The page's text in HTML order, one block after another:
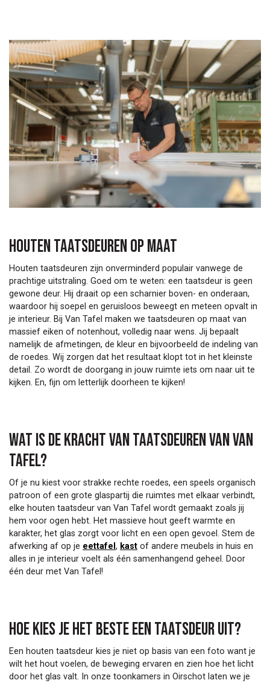
mogelijkheden. Vraag een offerte aan
via de knop 'offerte aanvragen' en
vermeld het model en de maten.
Binnen 2 werkdagen ontvang je een
voorstel, gebaseerd op helder glas.
Andere wensen? Noteer ze erbij.
Liever eerst even langskomen? Dat
kan ook. Maak een afspraak in de
toonkamer.
Houten taatsdeuren op maat
Houten taatsdeuren zijn onverminderd populair vanwege de
prachtige uitstraling. Goed om te weten: een taatsdeur is geen
gewone deur. Hij draait op een scharnier boven- en onderaan,
waardoor hij soepel en geruisloos beweegt en meteen opvalt in
je interieur. Bij Van Tafel maken we taatsdeuren op maat van
massief eiken of notenhout, volledig naar wens. Jij bepaalt
namelijk de afmetingen, de kleur en bijvoorbeeld de indeling van
de roedes. Wij zorgen dat het resultaat klopt tot in het kleinste
detail. Zo wordt de doorgang in jouw ruimte iets om naar uit te
kijken. En, fijn om letterlijk doorheen te kijken!
Wat is de kracht van taatsdeuren van Van
Tafel?
Of je nu kiest voor strakke rechte roedes, een speels organisch
patroon of een grote glaspartij die ruimtes met elkaar verbindt,
elke houten taatsdeur van Van Tafel wordt gemaakt zoals jij
hem voor ogen hebt. Het massieve hout geeft warmte en
karakter, het glas zorgt voor licht en een open gevoel. Stem de
afwerking af op je eettafel , kast of andere meubels in huis en
alles in je interieur voelt als één samenhangend geheel. Door
één deur met Van Tafel!
Hoe kies je het beste een taatsdeur uit?
Een houten taatsdeur kies je niet op basis van een foto want je
wilt het hout voelen, de beweging ervaren en zien hoe het licht
door het glas valt. In onze toonkamers in Oirschot laten we je